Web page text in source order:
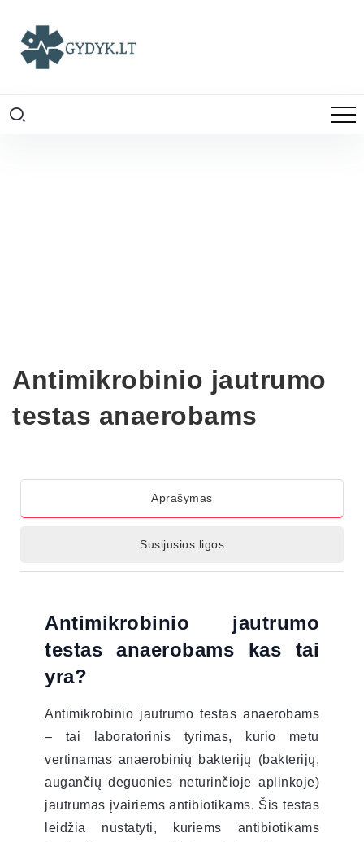
Antimikrobinio jautrumo
testas anaerobams
Aprašymas
Susijusios ligos
Antimikrobinio jautrumo
testas anaerobams kas tai
yra?
Antimikrobinio jautrumo testas anaerobams
– tai laboratorinis tyrimas, kurio metu
vertinamas anaerobinių bakterijų (bakterijų,
augančių deguonies neturinčioje aplinkoje)
jautrumas įvairiems antibiotikams. Šis testas
leidžia nustatyti, kuriems antibiotikams